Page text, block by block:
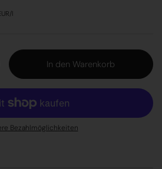
l
In den Warenkorb
Bezahlmöglichkeiten